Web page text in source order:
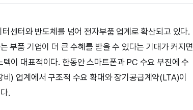
센터와 반도체를 넘어 전자부품 업계로 확산되고 있다.
부품 기업이 더 큰 수혜를 받을 수 있다는 기대가 커지면
이 대표적이다. 한동안 스마트폰과 PC 수요 부진에 수
비) 업계에서 구조적 수요 확대와 장기공급계약(LTA)이
.